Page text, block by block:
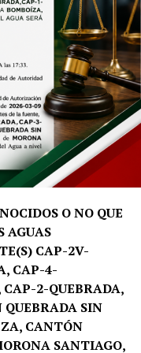
académico
generar
en el
soluciones que
el desarrollo
Santiago Salinas
carrera de Turismo
una fase de
inmersión
esta etapa, los
de manera
la región, entre
Parque Nacional
O NO QUE
AGUAS
CAP-2V-
CAP-4-
2-QUEBRADA,
SIN
CANTÓN
SANTIAGO,